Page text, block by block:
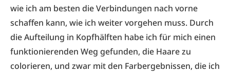
wie ich am besten die Verbindungen nach vorne
schaffen kann, wie ich weiter vorgehen muss. Durch
die Aufteilung in Kopfhälften habe ich für mich einen
funktionierenden Weg gefunden, die Haare zu
colorieren, und zwar mit den Farbergebnissen, die ich